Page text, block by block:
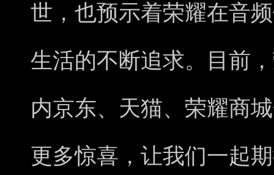
世，也预示着荣耀在音
生活的不断追求。目前
内京东、天猫、荣耀商
更多惊喜，让我们一起